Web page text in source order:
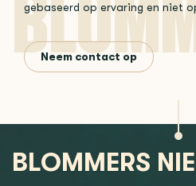
gebaseerd op ervaring en niet
Neem contact op
BLOMMERS